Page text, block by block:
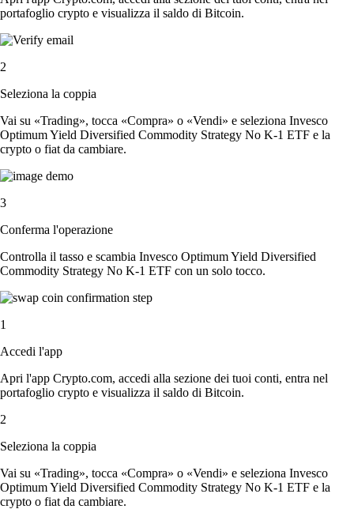
portafoglio crypto e visualizza il saldo di Bitcoin.
2
Seleziona la coppia
Vai su «Trading», tocca «Compra» o «Vendi» e seleziona Invesco
Optimum Yield Diversified Commodity Strategy No K-1 ETF e la
crypto o fiat da cambiare.
3
Conferma l'operazione
Controlla il tasso e scambia Invesco Optimum Yield Diversified
Commodity Strategy No K-1 ETF con un solo tocco.
1
Accedi l'app
Apri l'app Crypto.com, accedi alla sezione dei tuoi conti, entra nel
portafoglio crypto e visualizza il saldo di Bitcoin.
2
Seleziona la coppia
Vai su «Trading», tocca «Compra» o «Vendi» e seleziona Invesco
Optimum Yield Diversified Commodity Strategy No K-1 ETF e la
crypto o fiat da cambiare.